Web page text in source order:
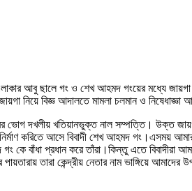
আবু ছালে গং ও শেখ আহমদ গংয়ের মধ্যে
নিয়ে বিজ্ঞ আদালতে মামলা চলমান ও নিষেধাজ্ঞা
ভোগ দখলীয় খতিয়ানভুক্ত নাল সম্পত্তি। উক্ত
নির্মাণ করিতে আসে বিবাদী শেখ আহমদ গং।এসময়
কে বাঁধা প্রধান করে তাঁরা।কিন্তু এতে
তারা কেন্দ্রীয় নেতার নাম ভাঙ্গিয়ে আমাদের